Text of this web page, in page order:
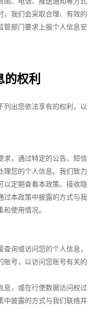
，我们会采取合理、有效的
管部门要求上报个人信息安
权利
列出您依法享有的权利，以
求，通过特定的公告、短信
理您的个人信息。我们致力
以定期查看本政策、接收隐
过本政策中披露的方式与我
使用情况。
询或访问您的个人信息，
账号，以访问您账号有关的
息，或在行使数据访问权过
中披露的方式与我们联络并